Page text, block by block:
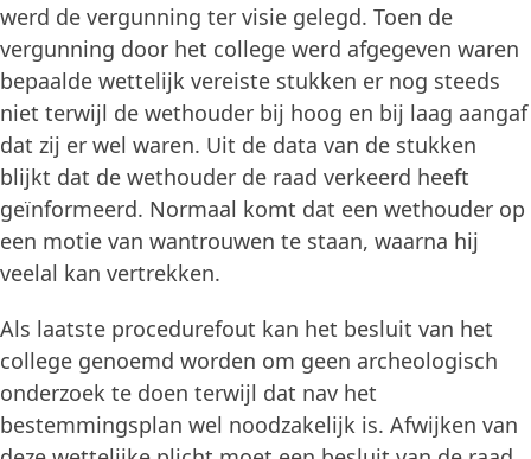
werd de vergunning ter visie gelegd. Toen de
vergunning door het college werd afgegeven waren
bepaalde wettelijk vereiste stukken er nog steeds
niet terwijl de wethouder bij hoog en bij laag aangaf
dat zij er wel waren. Uit de data van de stukken
blijkt dat de wethouder de raad verkeerd heeft
geïnformeerd. Normaal komt dat een wethouder op
een motie van wantrouwen te staan, waarna hij
veelal kan vertrekken.
Als laatste procedurefout kan het besluit van het
college genoemd worden om geen archeologisch
onderzoek te doen terwijl dat nav het
bestemmingsplan wel noodzakelijk is. Afwijken van